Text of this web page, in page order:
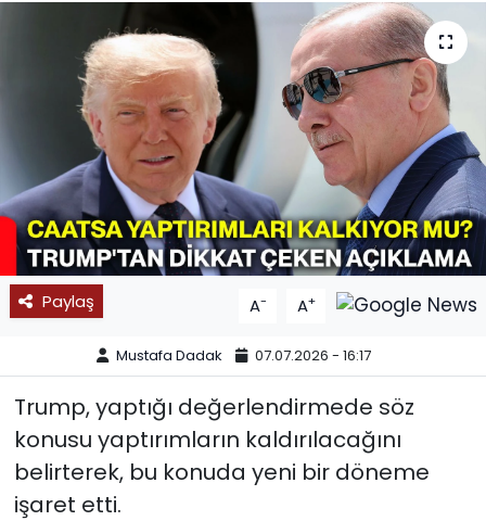
Paylaş A- A+
Mustafa Dadak 07.07.2026 - 16:17
Trump, yaptığı değerlendirmede söz
konusu yaptırımların kaldırılacağını
belirterek, bu konuda yeni bir döneme
işaret etti.
SAĞLIK
SPOR
11:11 MANŞET